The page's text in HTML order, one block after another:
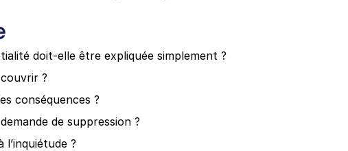
doit-elle être expliquée simplement ?
?
conséquences ?
de suppression ?
?